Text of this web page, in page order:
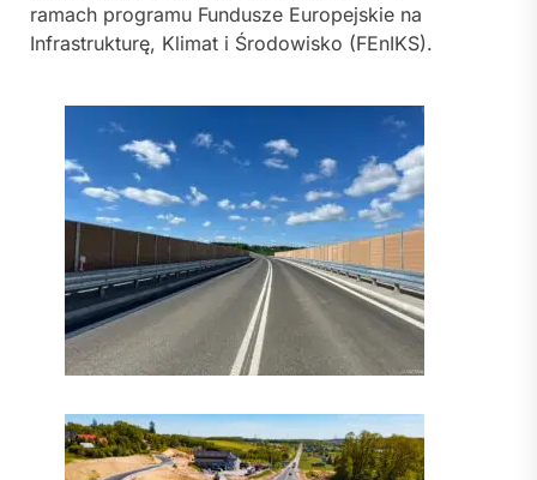
ramach programu Fundusze Europejskie na
Infrastrukturę, Klimat i Środowisko (FEnIKS).